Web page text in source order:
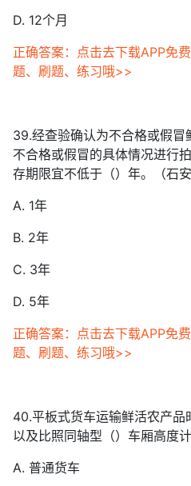
D. 12个月
正确答案：点击去下载APP免
题、刷题、练习哦>>
39.经查验确认为不合格或假
不合格或假冒的具体情况进行
存期限宜不低于（）年。（石安
A. 1年
B. 2年
C. 3年
D. 5年
正确答案：点击去下载APP免
题、刷题、练习哦>>
40.平板式货车运输鲜活农产
以及比照同轴型（）车厢高度
A. 普通货车